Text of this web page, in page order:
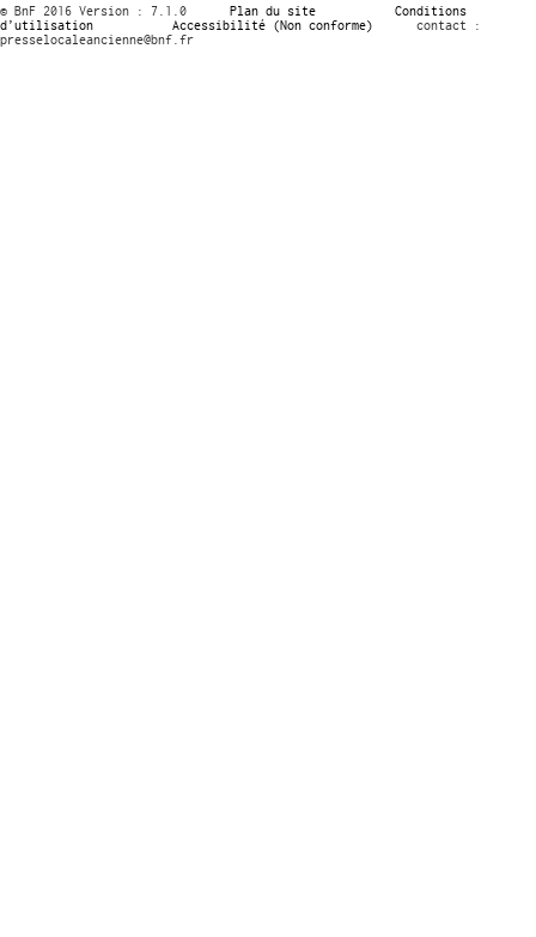
© BnF 2016 Version : 7.1.0 Plan du site
Conditions
d’utilisation
Accessibilité (Non conforme)
contact :
presselocaleancienne@bnf.fr